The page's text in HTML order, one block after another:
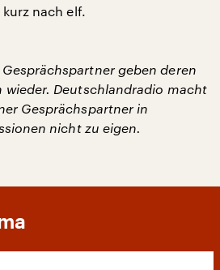
nach elf.
geben deren
wieder. Deutschlandradio macht
Gesprächspartner in
nicht zu eigen.